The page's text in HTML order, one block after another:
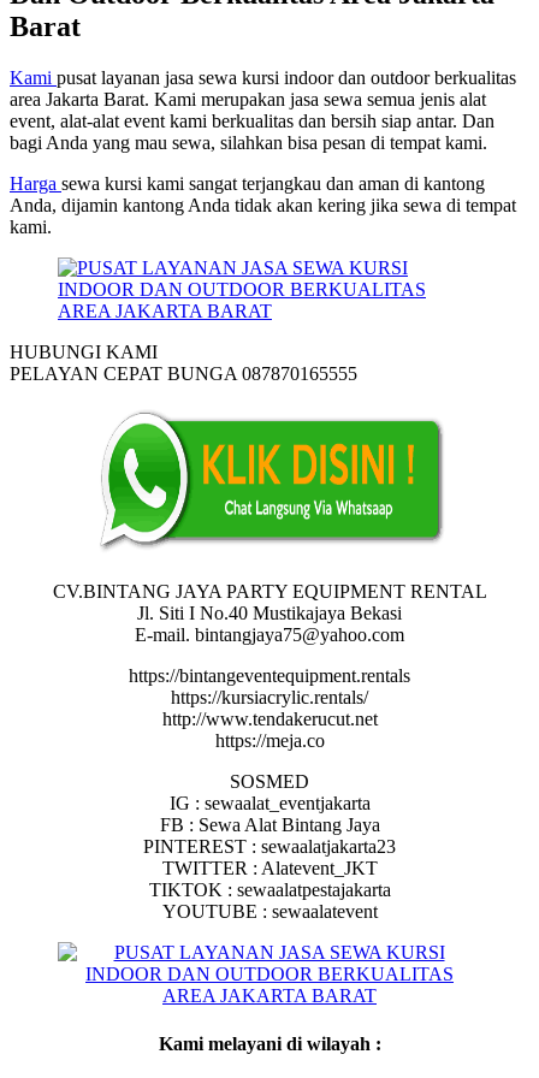
Barat
Kami pusat layanan jasa sewa kursi indoor dan outdoor berkualitas
area Jakarta Barat. Kami merupakan jasa sewa semua jenis alat
event, alat-alat event kami berkualitas dan bersih siap antar. Dan
bagi Anda yang mau sewa, silahkan bisa pesan di tempat kami.
Harga sewa kursi kami sangat terjangkau dan aman di kantong
Anda, dijamin kantong Anda tidak akan kering jika sewa di tempat
kami.
HUBUNGI KAMI
PELAYAN CEPAT BUNGA 087870165555
CV.BINTANG JAYA PARTY EQUIPMENT RENTAL
Jl. Siti I No.40 Mustikajaya Bekasi
E-mail. bintangjaya75@yahoo.com
https://bintangeventequipment.rentals
https://kursiacrylic.rentals/
http://www.tendakerucut.net
https://meja.co
SOSMED
IG : sewaalat_eventjakarta
FB : Sewa Alat Bintang Jaya
PINTEREST : sewaalatjakarta23
TWITTER : Alatevent_JKT
TIKTOK : sewaalatpestajakarta
YOUTUBE : sewaalatevent
Kami melayani di wilayah :